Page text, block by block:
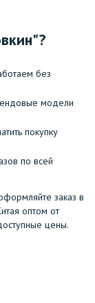
без
модели
покупку
по всей
заказ в
оптом от
цены.